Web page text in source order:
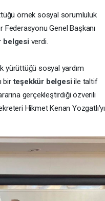
örnek sosyal sorumluluk
Federasyonu Genel Başkanı
belgesi verdi.
yürüttüğü sosyal yardım
birteşekkür belgesiile taltif
gerçekleştirdiği özverili
Hikmet Kenan Yozgatlı'yı